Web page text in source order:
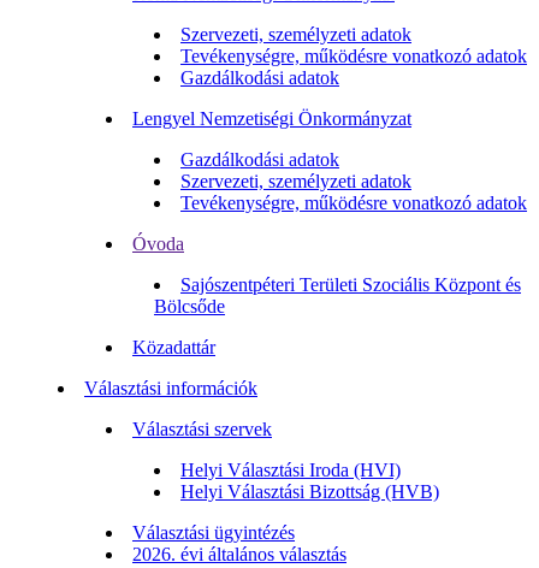
Szervezeti, személyzeti adatok
Tevékenységre, működésre vonatkozó adatok
Gazdálkodási adatok
Lengyel Nemzetiségi Önkormányzat
Gazdálkodási adatok
Szervezeti, személyzeti adatok
Tevékenységre, működésre vonatkozó adatok
Óvoda
Sajószentpéteri Területi Szociális Központ és
Bölcsőde
Közadattár
Választási információk
Választási szervek
Helyi Választási Iroda (HVI)
Helyi Választási Bizottság (HVB)
Választási ügyintézés
2026. évi általános választás